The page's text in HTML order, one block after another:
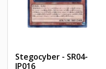
Stegocyber - SR04-
JP016